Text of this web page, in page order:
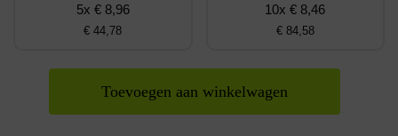
5x € 8,96
€ 44,78
10x € 8,46
€ 84,58
Toevoegen aan winkelwagen